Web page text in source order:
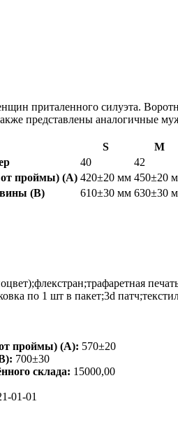
приталенного силуэта.
представлены аналогичные
S M
40 42
от проймы) (A) 420±20 мм 450±20
(B)
610±30 мм 630±30
по 1 шт в пакет;3d
проймы) (A): 570±20
700±30
склада: 15000,00
01-01